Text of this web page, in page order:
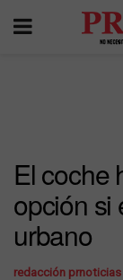
El coche
opción si
urbano
redacción prnoticias